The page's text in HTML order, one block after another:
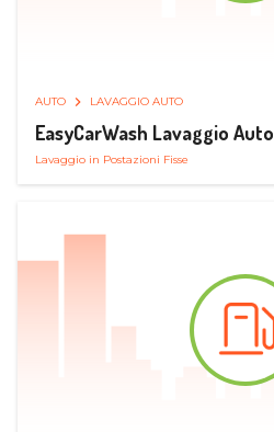
AUTO LAVAGGIO AUTO
EasyCarWash Lavaggio Auto
Lavaggio in Postazioni Fisse